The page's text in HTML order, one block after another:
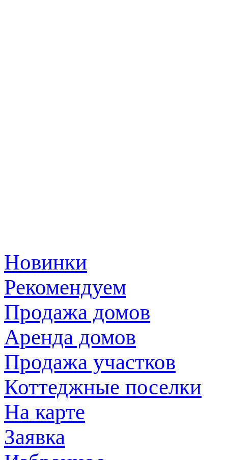
Новинки
Рекомендуем
Продажа домов
Аренда домов
Продажа участков
Коттеджные поселки
На карте
Заявка